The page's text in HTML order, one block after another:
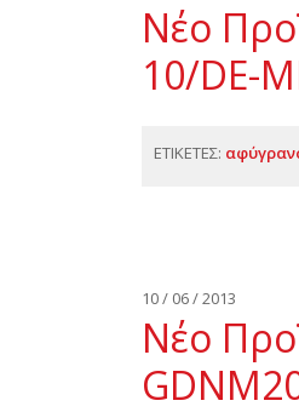
Νέο
10/DE-
ΕΤΙΚΕΤΕΣ:
10 / 06 / 2013
Νέο